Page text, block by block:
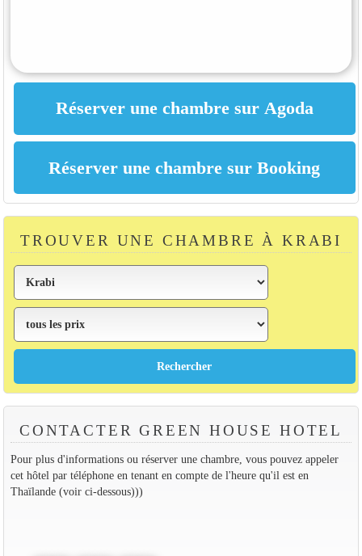
TROUVER UNE CHAMBRE À KRABI
CONTACTER GREEN HOUSE HOTEL
Pour plus d'informations ou réserver une chambre, vous pouvez appeler
cet hôtel par téléphone en tenant en compte de l'heure qu'il est en
Thaïlande (voir ci-dessous)))